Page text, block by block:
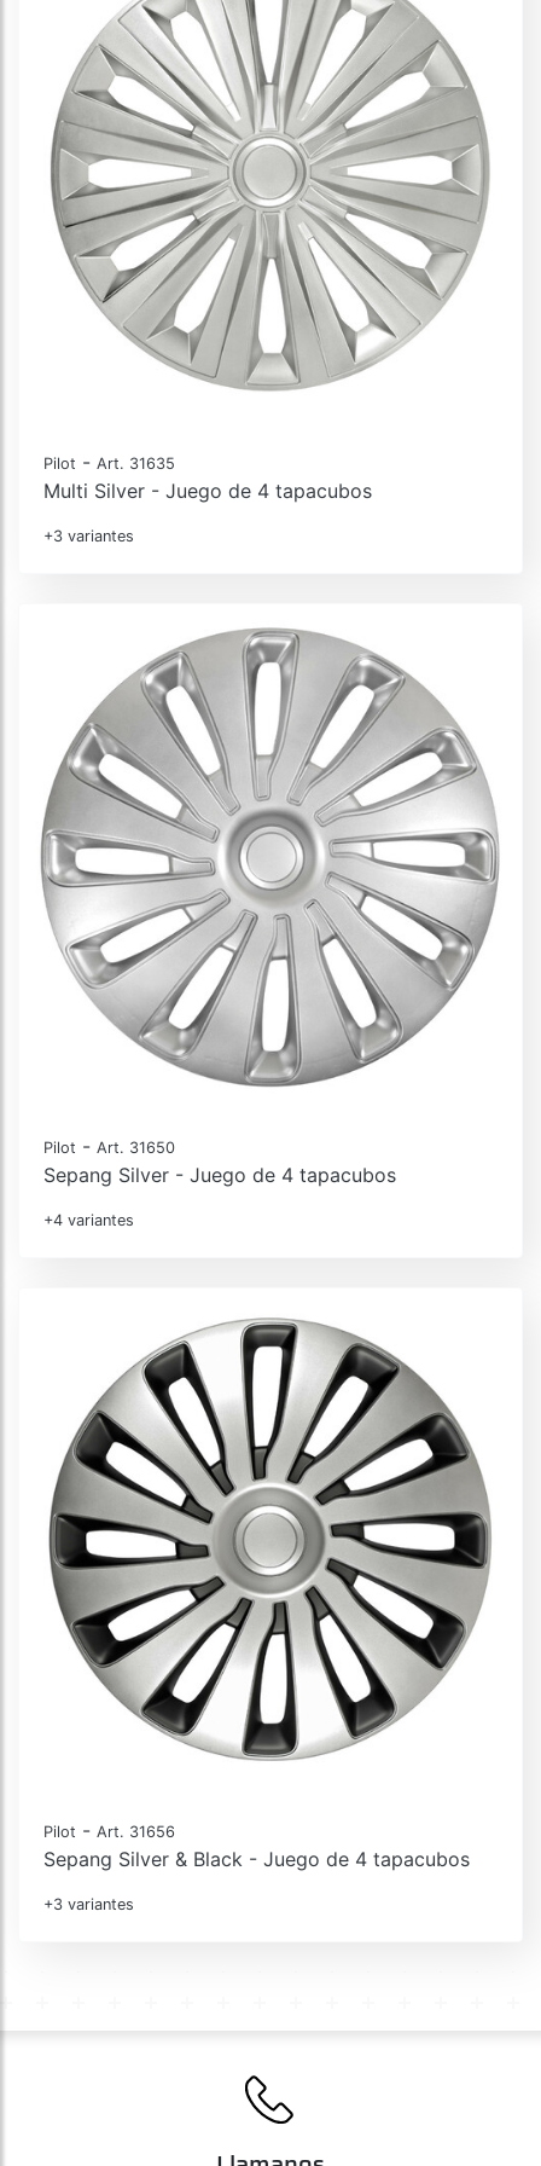
Pilot - Art. 31635
Multi Silver - Juego de 4 tapacubos
+3 variantes
Pilot - Art. 31650
Sepang Silver - Juego de 4 tapacubos
+4 variantes
Pilot - Art. 31656
Sepang Silver & Black - Juego de 4 tapacubos
+3 variantes